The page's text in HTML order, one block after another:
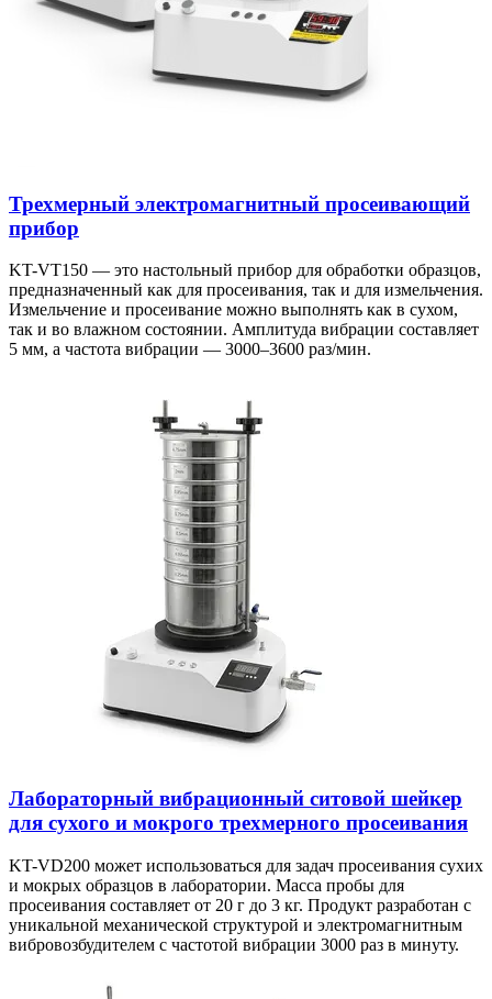
Трехмерный электромагнитный просеивающий
прибор
KT-VT150 — это настольный прибор для обработки образцов,
предназначенный как для просеивания, так и для измельчения.
Измельчение и просеивание можно выполнять как в сухом,
так и во влажном состоянии. Амплитуда вибрации составляет
5 мм, а частота вибрации — 3000–3600 раз/мин.
Лабораторный вибрационный ситовой шейкер
для сухого и мокрого трехмерного просеивания
KT-VD200 может использоваться для задач просеивания сухих
и мокрых образцов в лаборатории. Масса пробы для
просеивания составляет от 20 г до 3 кг. Продукт разработан с
уникальной механической структурой и электромагнитным
вибровозбудителем с частотой вибрации 3000 раз в минуту.